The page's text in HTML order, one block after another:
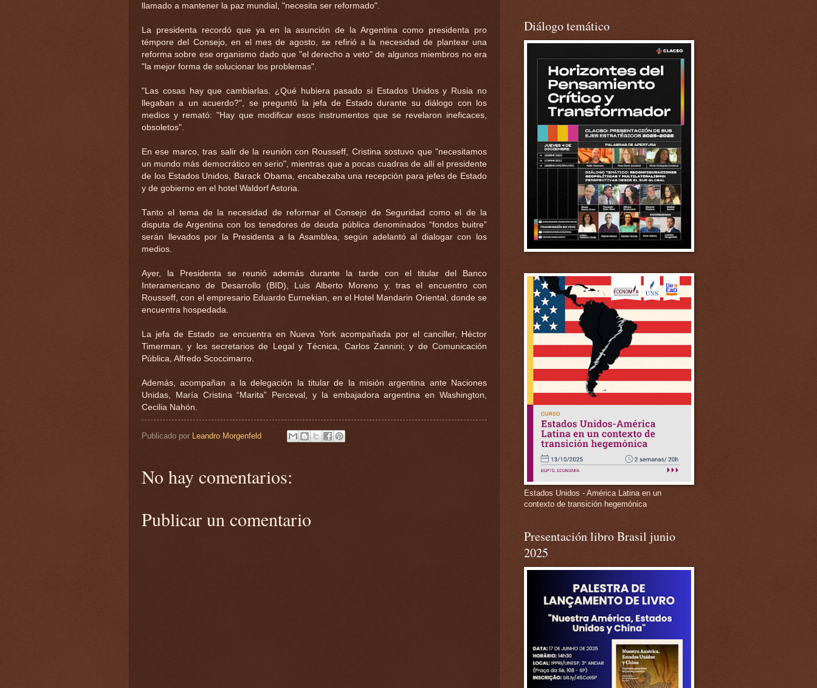
llamado a mantener la paz mundial, "necesita ser reformado".
La presidenta recordó que ya en la asunción de la Argentina como presidenta pro
témpore del Consejo, en el mes de agosto, se refirió a la necesidad de plantear una
reforma sobre ese organismo dado que "el derecho a veto" de algunos miembros no era
"la mejor forma de solucionar los problemas".
"Las cosas hay que cambiarlas. ¿Qué hubiera pasado si Estados Unidos y Rusia no
llegaban a un acuerdo?", se preguntó la jefa de Estado durante su diálogo con los
medios y remató: "Hay que modificar esos instrumentos que se revelaron ineficaces,
obsoletos".
En ese marco, tras salir de la reunión con Rousseff, Cristina sostuvo que "necesitamos
un mundo más democrático en serio", mientras que a pocas cuadras de allí el presidente
de los Estados Unidos, Barack Obama, encabezaba una recepción para jefes de Estado
y de gobierno en el hotel Waldorf Astoria.
Tanto el tema de la necesidad de reformar el Consejo de Seguridad como el de la
disputa de Argentina con los tenedores de deuda pública denominados “fondos buitre”
serán llevados por la Presidenta a la Asamblea, según adelantó al dialogar con los
medios.
Ayer, la Presidenta se reunió además durante la tarde con el titular del Banco
Interamericano de Desarrollo (BID), Luis Alberto Moreno y, tras el encuentro con
Rousseff, con el empresario Eduardo Eurnekian, en el Hotel Mandarin Oriental, donde se
encuentra hospedada.
La jefa de Estado se encuentra en Nueva York acompañada por el canciller, Héctor
Timerman, y los secretarios de Legal y Técnica, Carlos Zannini; y de Comunicación
Pública, Alfredo Scoccimarro.
Además, acompañan a la delegación la titular de la misión argentina ante Naciones
Unidas, María Cristina “Marita” Perceval, y la embajadora argentina en Washington,
Cecilia Nahón.
Publicado por Leandro Morgenfeld
No hay comentarios:
Publicar un comentario
Diálogo temático
Estados Unidos - América Latina en un
contexto de transición hegemónica
Presentación libro Brasil junio
2025